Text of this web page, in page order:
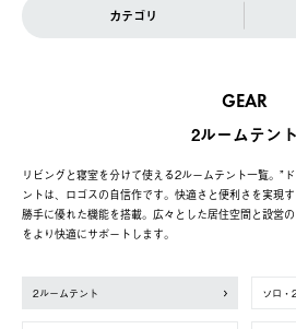
カテゴリ
GEAR
2ルームテント
リビングと寝室を分けて使える2ルームテント一覧。”
ントは、ロゴスの自信作です。快適さと便利さを実現
勝手に優れた機能を搭載。広々とした居住空間と設営
をより快適にサポートします。
2ルームテント ソロ・